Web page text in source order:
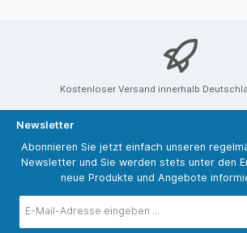
Kostenloser Versand innerhalb
Newsletter
Abonnieren Sie jetzt einfach unseren
Newsletter und Sie werden stets unter den
neue Produkte und Angebote
Mail-